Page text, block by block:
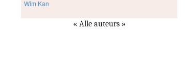
Wim Kan
« Alle auteurs »